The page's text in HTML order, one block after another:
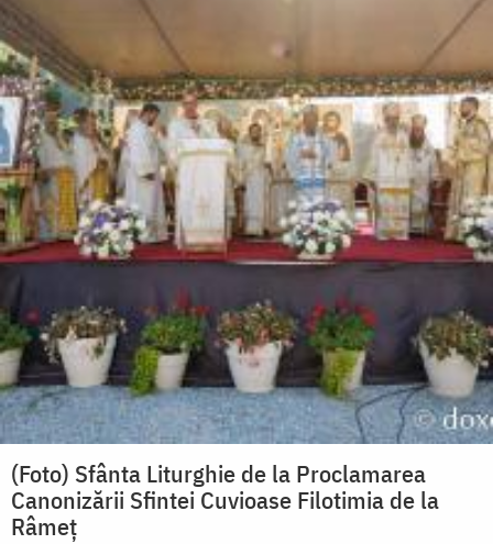
(Foto) Sfânta Liturghie de la Proclamarea
Canonizării Sfintei Cuvioase Filotimia de la
Râmeț